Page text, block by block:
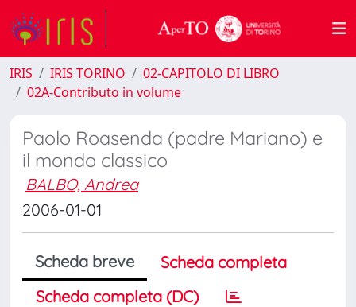
IRIS IRIS TORINO
02-CAPITOLO DI LIBRO
02A-Contributo in volume
Paolo Roasenda (padre Mariano) e
il mondo classico
BALBO, Andrea
2006-01-01
Scheda breve
Scheda completa
Scheda completa (DC)